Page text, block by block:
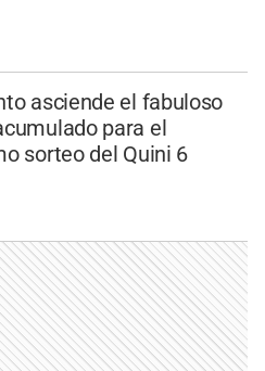
asciende el fabuloso
para el
sorteo del Quini 6